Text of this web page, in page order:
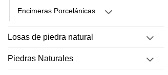
Encimeras Porcelánicas
Losas de piedra natural
Piedras Naturales